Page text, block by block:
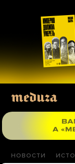
материалам
НОВОСТИ